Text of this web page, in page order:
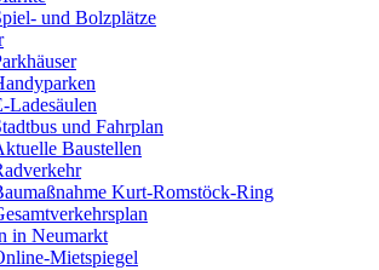
und Bolzplätze
Ladesäulen
und Fahrplan
Baustellen
Kurt-Romstöck-Ring
in Neumarkt
Mietspiegel